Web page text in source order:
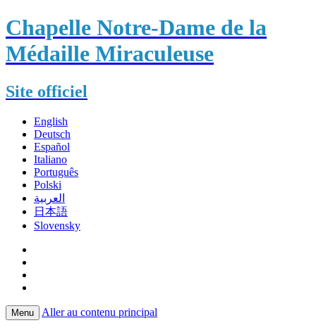
Chapelle Notre-Dame de la
Médaille Miraculeuse
Site officiel
English
Deutsch
Español
Italiano
Português
Polski
العربية
日本語
Slovensky
Menu Aller au contenu principal